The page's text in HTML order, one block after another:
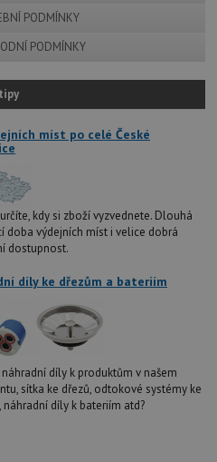
PODMÍNKY
PODMÍNKY
míst po celé České
kdy si zboží vyzvednete. Dlouhá
doba výdejních míst i velice dobrá
dostupnost.
díly ke dřezům a bateriím
díly k produktům v našem
sítka ke dřezů, odtokové systémy ke
náhradní díly k bateriím atd?